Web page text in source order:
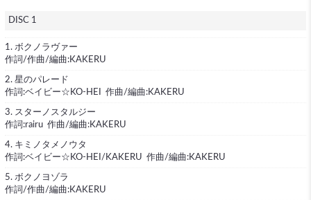
DISC 1
1. ボクノラヴァー
作詞/作曲/編曲:KAKERU
2. 星のパレード
作詞:ベイビー☆KO-HEI 作曲/編曲:KAKERU
3. スターノスタルジー
作詞:rairu 作曲/編曲:KAKERU
4. キミノタメノウタ
作詞:ベイビー☆KO-HEI/KAKERU 作曲/編曲:KAKERU
5. ボクノヨゾラ
作詞/作曲/編曲:KAKERU